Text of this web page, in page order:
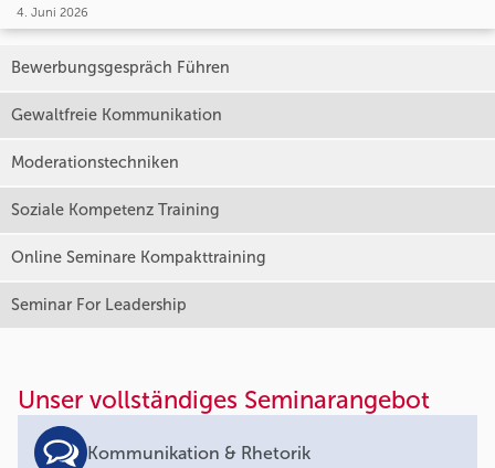
4. Juni 2026
Bewerbungsgespräch Führen
Gewaltfreie Kommunikation
Moderationstechniken
Soziale Kompetenz Training
Online Seminare Kompakttraining
Seminar For Leadership
Unser vollständiges Seminarangebot
Kommunikation & Rhetorik